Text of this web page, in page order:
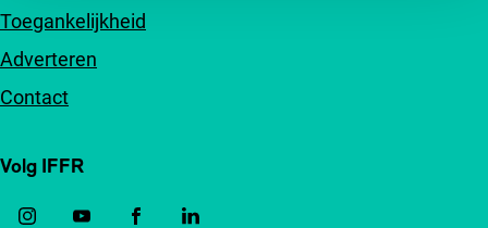
Toegankelijkheid
Adverteren
Contact
Volg IFFR